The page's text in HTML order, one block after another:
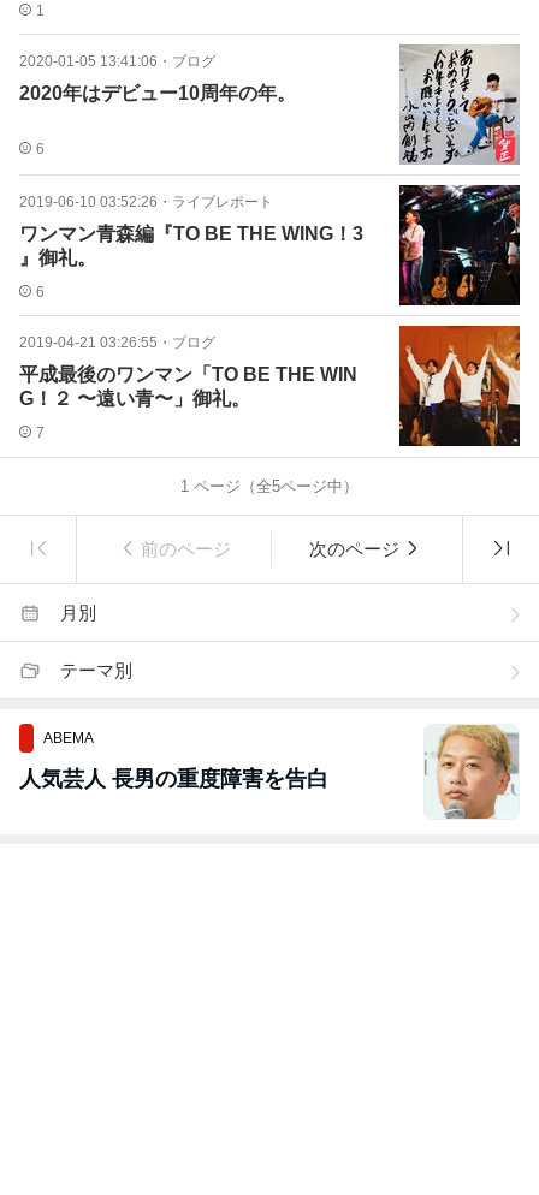
1
2020-01-05 13:41:06 ・ ブログ
2020年はデビュー10周年の年。
6
2019-06-10 03:52:26 ・ ライブレポート
ワンマン青森編『TO BE THE WING！3
』御礼。
6
2019-04-21 03:26:55 ・ ブログ
平成最後のワンマン「TO BE THE WIN
G！２ 〜遠い青〜」御礼。
7
1 ページ（全5ページ中）
前のページ 次のページ
月別
テーマ別
ABEMA
人気芸人 長男の重度障害を告白